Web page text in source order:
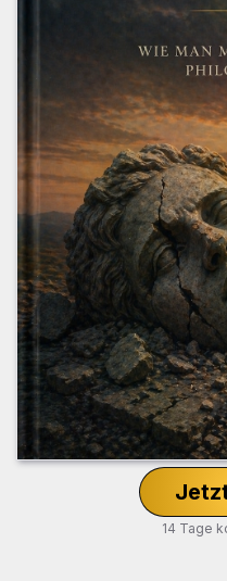
14 Tage